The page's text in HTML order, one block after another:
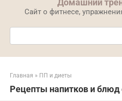
Домашний
Сайт о фитнесе,
Поиск:
Главная » ПП и диеты
Рецепты напитков и блюд